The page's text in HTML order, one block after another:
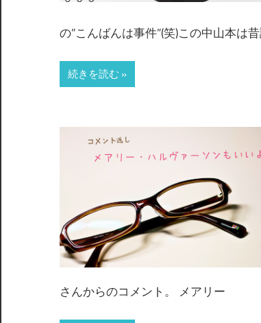
の”こんばんは事件”(笑)この中山本は
続きを読む
さんからのコメント。 メアリー